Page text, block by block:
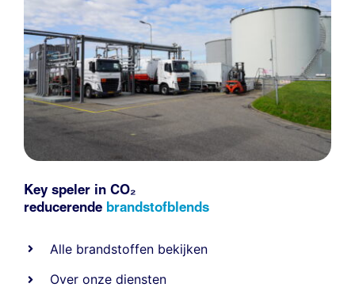
Key speler in CO₂
reducerende brandstofblends
Alle brandstoffen bekijken
Over onze diensten